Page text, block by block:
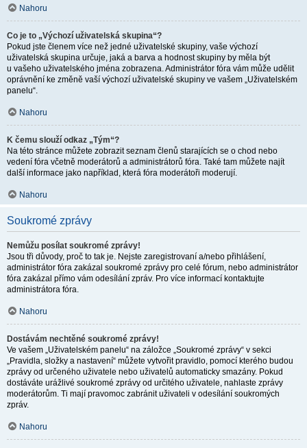
Nahoru
Co je to „Výchozí uživatelská skupina“?
Pokud jste členem více než jedné uživatelské skupiny, vaše výchozí
uživatelská skupina určuje, jaká a barva a hodnost skupiny by měla být
u vašeho uživatelského jména zobrazena. Administrátor fóra vám může udělit
oprávnění ke změně vaší výchozí uživatelské skupiny ve vašem „Uživatelském
panelu“.
Nahoru
K čemu slouží odkaz „Tým“?
Na této stránce můžete zobrazit seznam členů starajících se o chod nebo
vedení fóra včetně moderátorů a administrátorů fóra. Také tam můžete najít
další informace jako například, která fóra moderátoři moderují.
Nahoru
Soukromé zprávy
Nemůžu posílat soukromé zprávy!
Jsou tři důvody, proč to tak je. Nejste zaregistrovaní a/nebo přihlášení,
administrátor fóra zakázal soukromé zprávy pro celé fórum, nebo administrátor
fóra zakázal přímo vám odesílání zpráv. Pro více informací kontaktujte
administrátora fóra.
Nahoru
Dostávám nechtěné soukromé zprávy!
Ve vašem „Uživatelském panelu“ na záložce „Soukromé zprávy“ v sekci
„Pravidla, složky a nastavení“ můžete vytvořit pravidlo, pomocí kterého budou
zprávy od určeného uživatele nebo uživatelů automaticky smazány. Pokud
dostáváte urážlivé soukromé zprávy od určitého uživatele, nahlaste zprávy
moderátorům. Ti mají pravomoc zabránit uživateli v odesílání soukromých
zpráv.
Nahoru